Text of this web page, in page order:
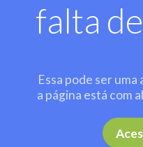
falta
Essa pode ser
a página está com